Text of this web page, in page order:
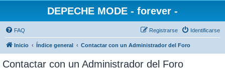
DEPECHE MODE - forever -
FAQ Identificarse
Registrarse
Inicio Índice general Contactar con un Administrador del Foro
Contactar con un Administrador del Foro